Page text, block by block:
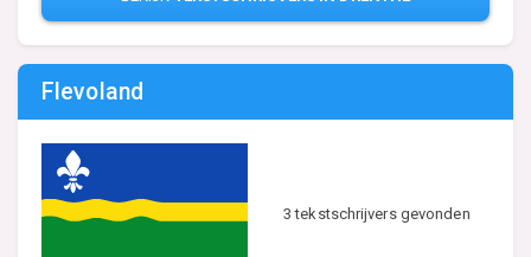
Flevoland
3 tekstschrijvers gevonden